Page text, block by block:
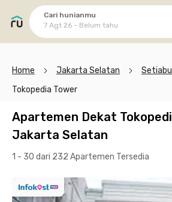
Cari hunianmu
7 Agt 26 - Belum tahu
Home Jakarta Selatan
Tokopedia Tower
Apartemen Dekat
Jakarta Selatan
1 - 30 dari 232 Apartemen Tersedia